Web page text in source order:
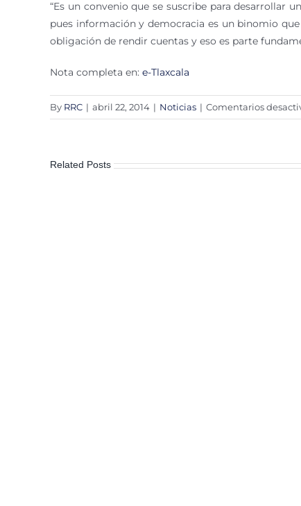
“Es un convenio que se suscribe para desarrollar
pues información y democracia es un binomio
obligación de rendir cuentas y eso es parte
Nota completa en: e-Tlaxcala
By RRC | abril 22, 2014 | Noticias | Comentarios
Related Posts